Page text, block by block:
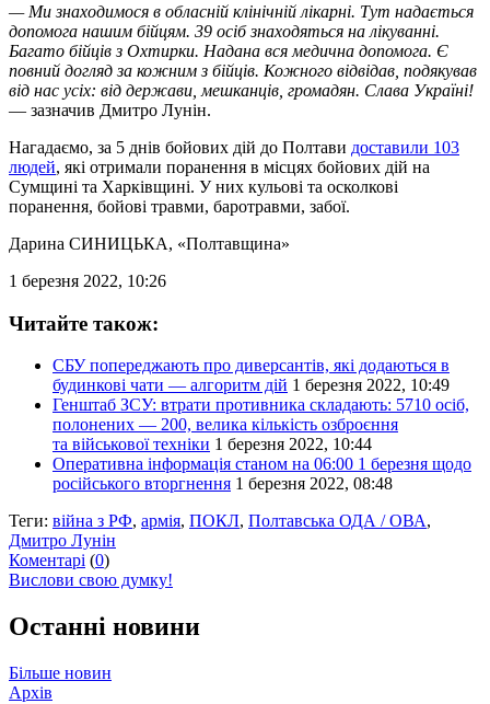
— Ми знаходимося в обласній клінічній лікарні. Тут надається
допомога нашим бійцям. 39 осіб знаходяться на лікуванні.
Багато бійців з Охтирки. Надана вся медична допомога. Є
повний догляд за кожним з бійців. Кожного відвідав, подякував
від нас усіх: від держави, мешканців, громадян. Слава Україні!
— зазначив Дмитро Лунін.
Нагадаємо, за 5 днів бойових дій до Полтави доставили 103
людей, які отримали поранення в місцях бойових дій на
Сумщині та Харківщині. У них кульові та осколкові
поранення, бойові травми, баротравми, забої.
Дарина СИНИЦЬКА, «Полтавщина»
1 березня 2022, 10:26
Читайте також:
СБУ попереджають про диверсантів, які додаються в
будинкові чати — алгоритм дій 1 березня 2022, 10:49
Генштаб ЗСУ: втрати противника складають: 5710 осіб,
полонених — 200, велика кількість озброєння
та військової техніки 1 березня 2022, 10:44
Оперативна інформація станом на 06:00 1 березня щодо
російського вторгнення 1 березня 2022, 08:48
Теги: війна з РФ, армія, ПОКЛ, Полтавська ОДА / ОВА,
Дмитро Лунін
Коментарі (0)
Вислови свою думку!
Останні новини
Більше новин
Архів